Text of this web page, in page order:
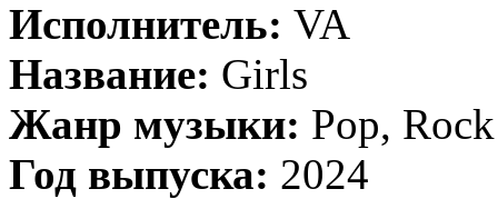
Исполнитель: VA
Название: Girls
Жанр музыки: Pop, Rock
Год выпуска: 2024